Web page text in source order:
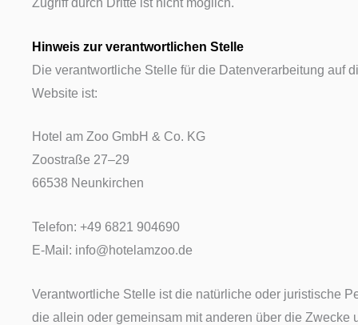
Zugriff durch Dritte ist nicht möglich.
Hinweis zur verantwortlichen Stelle
Die verantwortliche Stelle für die Datenverarbeitung auf
Website ist:
Hotel am Zoo GmbH & Co. KG
Zoostraße 27–29
66538 Neunkirchen
Telefon: +49 6821 904690
E-Mail: info@hotelamzoo.de
Verantwortliche Stelle ist die natürliche oder juristische
die allein oder gemeinsam mit anderen über die Zwecke